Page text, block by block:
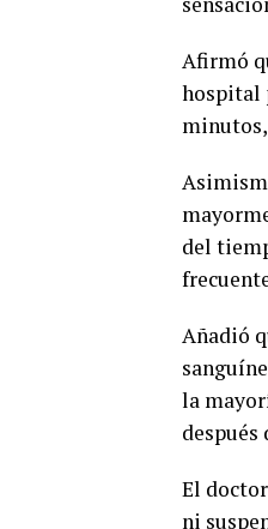
Afirmó
hospital
del
Añadió
la
después
El
ni